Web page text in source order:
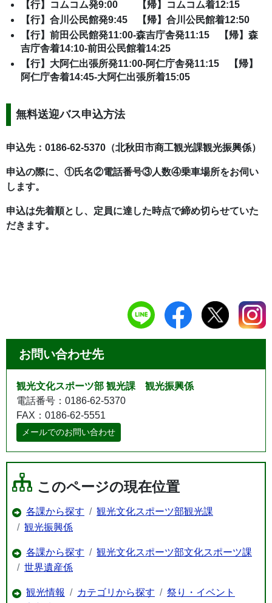
【行】コムコム発9:00 【帰】コムコム着12:15
【行】合川公民館発9:45 【帰】合川公民館着12:50
【行】前田公民館発11:00-森吉庁舎発11:15 【帰】森
吉庁舎着14:10-前田公民館着14:25
【行】大阿仁出張所発11:00-阿仁庁舎発11:15 【帰】
阿仁庁舎着14:45-大阿仁出張所着15:05
無料送迎バス申込方法
申込先：0186-62-5370（北秋田市商工観光課観光振興係）
申込の際に、①氏名②電話番号③人数④乗車場所をお伺い
します。
申込は先着順とし、定員に達した時点で締め切らせていた
だきます。
お問い合わせ先
観光文化スポーツ部 観光課 観光振興係
電話番号：0186-62-5370
FAX：0186-62-5551
メールでのお問い合わせ
このページの現在位置
各課から探す
観光文化スポーツ部観光課
観光振興係
各課から探す
観光文化スポーツ部文化スポーツ課
世界遺産係
観光情報 カテゴリから探す
祭り・イベント